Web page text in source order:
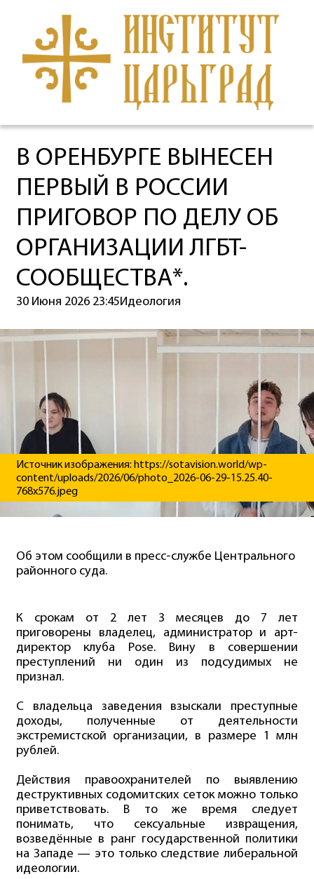
В ОРЕНБУРГЕ ВЫНЕСЕН
ПЕРВЫЙ В РОССИИ
ПРИГОВОР ПО ДЕЛУ ОБ
ОРГАНИЗАЦИИ ЛГБТ-
СООБЩЕСТВА*.
30 Июня 2026 23:45Идеология
Источник изображения: https://sotavision.world/wp-
content/uploads/2026/06/photo_2026-06-29-15.25.40-
768x576.jpeg
Об этом сообщили в пресс-службе Центрального
районного суда.
К срокам от 2 лет 3 месяцев до 7 лет
приговорены владелец, администратор и арт-
директор клуба Pose. Вину в совершении
преступлений ни один из подсудимых не
признал.
С владельца заведения взыскали преступные
доходы, полученные от деятельности
экстремистской организации, в размере 1 млн
рублей.
Действия правоохранителей по выявлению
деструктивных содомитских сеток можно только
приветствовать. В то же время следует
понимать, что сексуальные извращения,
возведённые в ранг государственной политики
на Западе — это только следствие либеральной
идеологии.